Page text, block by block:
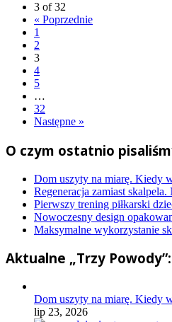
3 of 32
« Poprzednie
1
2
3
4
5
…
32
Następne »
O czym ostatnio
Dom uszyty na miarę. Kiedy
Regeneracja zamiast
Pierwszy trening piłkarski
Nowoczesny design
Maksymalne wykorzystanie
Aktualne „Trzy Powody”:
Dom uszyty na miarę. Kiedy
lip 23, 2026